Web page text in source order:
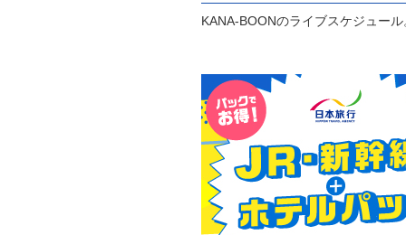
KANA-BOONのライブスケジュール